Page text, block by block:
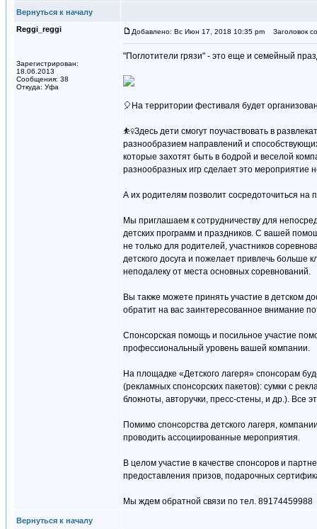
Вернуться к началу
Reggi_reggi
Зарегистрирован:
18.06.2013
Сообщения: 38
Откуда: Уфа
Добавлено: Вс Июн 17, 2018 10:35 pm Заголовок
"Поглотители грязи" - это еще и семейный
🎈На территории фестиваля будет
⛹‍♀️Здесь дети смогут поучаствовать в
разнообразием направлений и
которые захотят быть в бодрой и веселой
разнообразных игр сделает это мероприятие
А их родителям позволит сосредоточиться на
Мы приглашаем к сотрудничеству для
детских программ и праздников. С вашей
не только для родителей, участников
детского досуга и пожелает привлечь больше
неподалеку от места основных соревнований.
Вы также можете принять участие в детском
обратит на вас заинтересованное внимание
Спонсорская помощь и посильное участие
профессиональный уровень вашей компании.
На площадке «Детского лагеря» спонсорам
(рекламных спонсорских пакетов): сумки с
блокноты, авторучки, пресс-стены, и др.). Все
Помимо спонсорства детского лагеря,
проводить ассоциированные мероприятия.
В целом участие в качестве спонсоров и
предоставления призов, подарочных
Мы ждем обратной связи по тел. 89174459988
Вернуться к началу